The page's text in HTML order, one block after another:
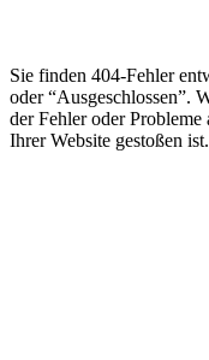
Sie finden 404-Fehler
oder “Ausgeschlossen”.
der Fehler oder
Ihrer Website gestoßen ist.